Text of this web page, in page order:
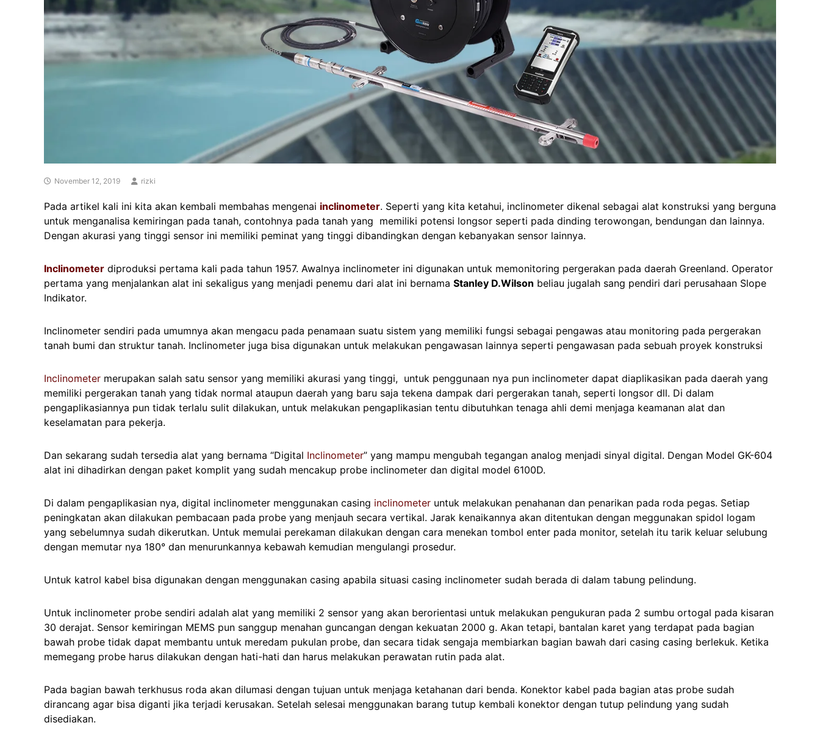
November 12, 2019 rizki
Pada artikel kali ini kita akan kembali membahas mengenai inclinometer. Seperti yang kita ketahui, inclinometer dikenal sebagai alat konstruksi yang berguna
untuk menganalisa kemiringan pada tanah, contohnya pada tanah yang memiliki potensi longsor seperti pada dinding terowongan, bendungan dan lainnya.
Dengan akurasi yang tinggi sensor ini memiliki peminat yang tinggi dibandingkan dengan kebanyakan sensor lainnya.
Inclinometer diproduksi pertama kali pada tahun 1957. Awalnya inclinometer ini digunakan untuk memonitoring pergerakan pada daerah Greenland. Operator
pertama yang menjalankan alat ini sekaligus yang menjadi penemu dari alat ini bernama Stanley D.Wilson beliau jugalah sang pendiri dari perusahaan Slope
Indikator.
Inclinometer sendiri pada umumnya akan mengacu pada penamaan suatu sistem yang memiliki fungsi sebagai pengawas atau monitoring pada pergerakan
tanah bumi dan struktur tanah. Inclinometer juga bisa digunakan untuk melakukan pengawasan lainnya seperti pengawasan pada sebuah proyek konstruksi
Inclinometer merupakan salah satu sensor yang memiliki akurasi yang tinggi, untuk penggunaan nya pun inclinometer dapat diaplikasikan pada daerah yang
memiliki pergerakan tanah yang tidak normal ataupun daerah yang baru saja tekena dampak dari pergerakan tanah, seperti longsor dll. Di dalam
pengaplikasiannya pun tidak terlalu sulit dilakukan, untuk melakukan pengaplikasian tentu dibutuhkan tenaga ahli demi menjaga keamanan alat dan
keselamatan para pekerja.
Dan sekarang sudah tersedia alat yang bernama “Digital Inclinometer” yang mampu mengubah tegangan analog menjadi sinyal digital. Dengan Model GK-604
alat ini dihadirkan dengan paket komplit yang sudah mencakup probe inclinometer dan digital model 6100D.
Di dalam pengaplikasian nya, digital inclinometer menggunakan casing inclinometer untuk melakukan penahanan dan penarikan pada roda pegas. Setiap
peningkatan akan dilakukan pembacaan pada probe yang menjauh secara vertikal. Jarak kenaikannya akan ditentukan dengan meggunakan spidol logam
yang sebelumnya sudah dikerutkan. Untuk memulai perekaman dilakukan dengan cara menekan tombol enter pada monitor, setelah itu tarik keluar selubung
dengan memutar nya 180° dan menurunkannya kebawah kemudian mengulangi prosedur.
Untuk katrol kabel bisa digunakan dengan menggunakan casing apabila situasi casing inclinometer sudah berada di dalam tabung pelindung.
Untuk inclinometer probe sendiri adalah alat yang memiliki 2 sensor yang akan berorientasi untuk melakukan pengukuran pada 2 sumbu ortogal pada kisaran
30 derajat. Sensor kemiringan MEMS pun sanggup menahan guncangan dengan kekuatan 2000 g. Akan tetapi, bantalan karet yang terdapat pada bagian
bawah probe tidak dapat membantu untuk meredam pukulan probe, dan secara tidak sengaja membiarkan bagian bawah dari casing casing berlekuk. Ketika
memegang probe harus dilakukan dengan hati-hati dan harus melakukan perawatan rutin pada alat.
Pada bagian bawah terkhusus roda akan dilumasi dengan tujuan untuk menjaga ketahanan dari benda. Konektor kabel pada bagian atas probe sudah
dirancang agar bisa diganti jika terjadi kerusakan. Setelah selesai menggunakan barang tutup kembali konektor dengan tutup pelindung yang sudah
disediakan.